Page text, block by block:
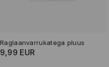
Raglaanvarrukatega pluus
9,99 EUR